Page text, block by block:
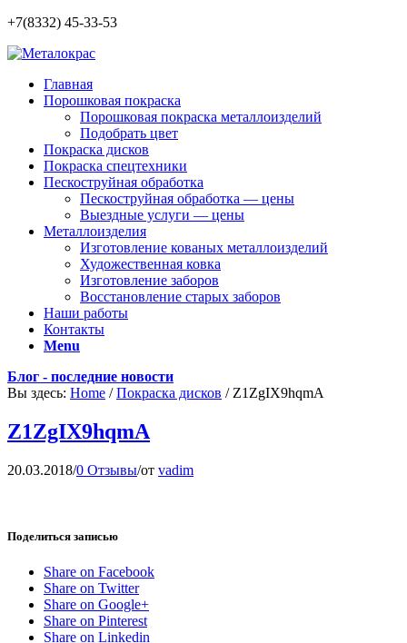
+7(8332) 45-33-53
Главная
Порошковая покраска
Порошковая покраска металлоизделий
Подобрать цвет
Покраска дисков
Покраска спецтехники
Пескоструйная обработка
Пескоструйная обработка — цены
Выездные услуги — цены
Металлоизделия
Изготовление кованых металлоизделий
Художественная ковка
Изготовление заборов
Восстановление старых заборов
Наши работы
Контакты
Menu
Блог - последние новости
Вы здесь: Home / Покраска дисков / Z1ZgIX9hqmA
Z1ZgIX9hqmA
20.03.2018/0 Отзывы/от vadim
Поделиться записью
Share on Facebook
Share on Twitter
Share on Google+
Share on Pinterest
Share on Linkedin